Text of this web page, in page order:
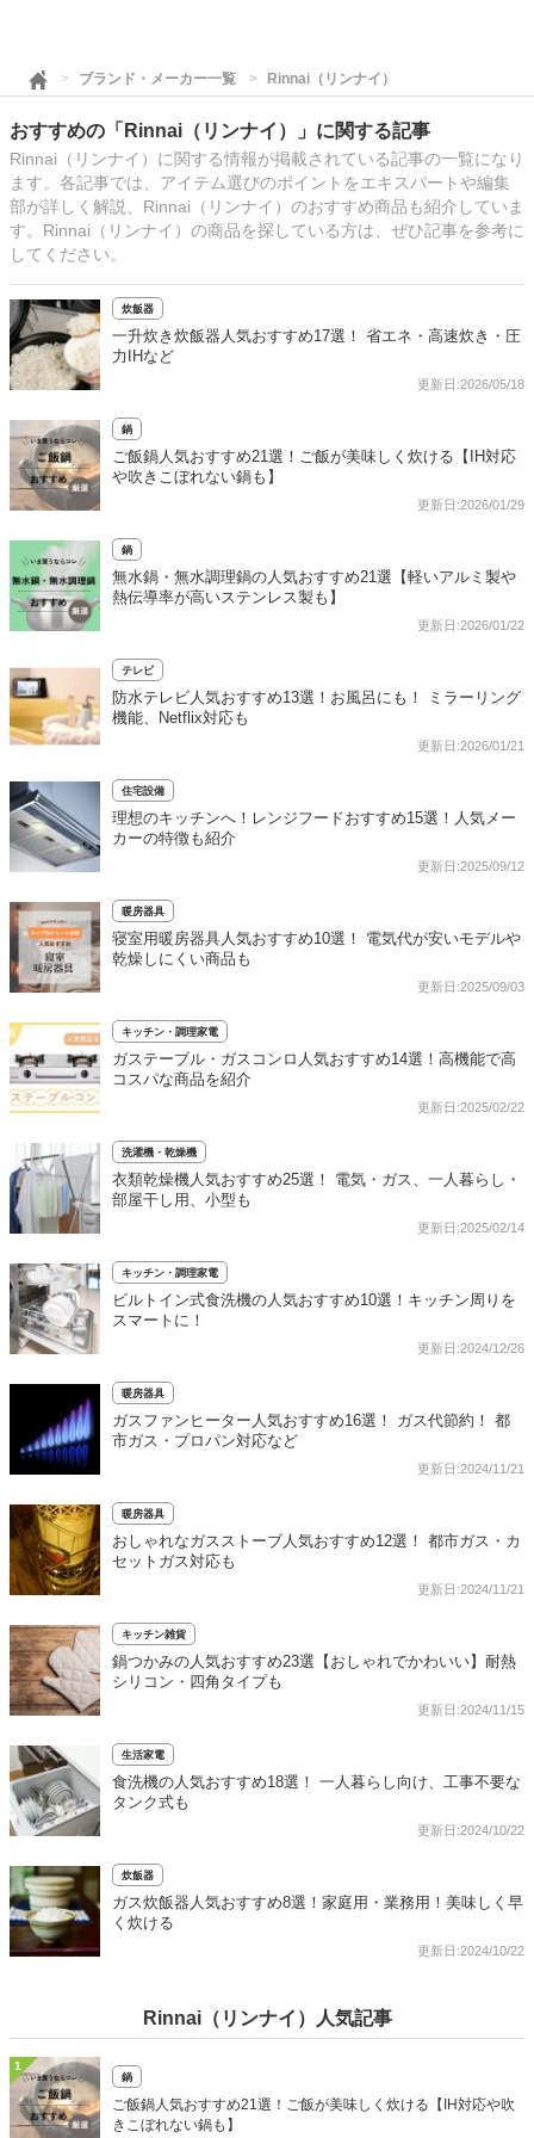
ブランド・メーカー一覧 Rinnai（リンナイ）
おすすめの「Rinnai（リンナイ）」に関する記事
Rinnai（リンナイ）に関する情報が掲載されている記事の一覧になり
ます。各記事では、アイテム選びのポイントをエキスパートや編集
部が詳しく解説、Rinnai（リンナイ）のおすすめ商品も紹介していま
す。Rinnai（リンナイ）の商品を探している方は、ぜひ記事を参考に
してください。
炊飯器
一升炊き炊飯器人気おすすめ17選！ 省エネ・高速炊き・圧
力IHなど
更新日:2026/05/18
鍋
ご飯鍋人気おすすめ21選！ご飯が美味しく炊ける【IH対応
や吹きこぼれない鍋も】
更新日:2026/01/29
鍋
無水鍋・無水調理鍋の人気おすすめ21選【軽いアルミ製や
熱伝導率が高いステンレス製も】
更新日:2026/01/22
テレビ
防水テレビ人気おすすめ13選！お風呂にも！ ミラーリング
機能、Netflix対応も
更新日:2026/01/21
住宅設備
理想のキッチンへ！レンジフードおすすめ15選！人気メー
カーの特徴も紹介
更新日:2025/09/12
暖房器具
寝室用暖房器具人気おすすめ10選！ 電気代が安いモデルや
乾燥しにくい商品も
更新日:2025/09/03
キッチン・調理家電
ガステーブル・ガスコンロ人気おすすめ14選！高機能で高
コスパな商品を紹介
更新日:2025/02/22
洗濯機・乾燥機
衣類乾燥機人気おすすめ25選！ 電気・ガス、一人暮らし・
部屋干し用、小型も
更新日:2025/02/14
キッチン・調理家電
ビルトイン式食洗機の人気おすすめ10選！キッチン周りを
スマートに！
更新日:2024/12/26
暖房器具
ガスファンヒーター人気おすすめ16選！ ガス代節約！ 都
市ガス・プロパン対応など
更新日:2024/11/21
暖房器具
おしゃれなガスストーブ人気おすすめ12選！ 都市ガス・カ
セットガス対応も
更新日:2024/11/21
キッチン雑貨
鍋つかみの人気おすすめ23選【おしゃれでかわいい】耐熱
シリコン・四角タイプも
更新日:2024/11/15
生活家電
食洗機の人気おすすめ18選！ 一人暮らし向け、工事不要な
タンク式も
更新日:2024/10/22
炊飯器
ガス炊飯器人気おすすめ8選！家庭用・業務用！美味しく早
く炊ける
更新日:2024/10/22
Rinnai（リンナイ）人気記事
1
鍋
ご飯鍋人気おすすめ21選！ご飯が美味しく炊ける【IH対応や吹
きこぼれない鍋も】